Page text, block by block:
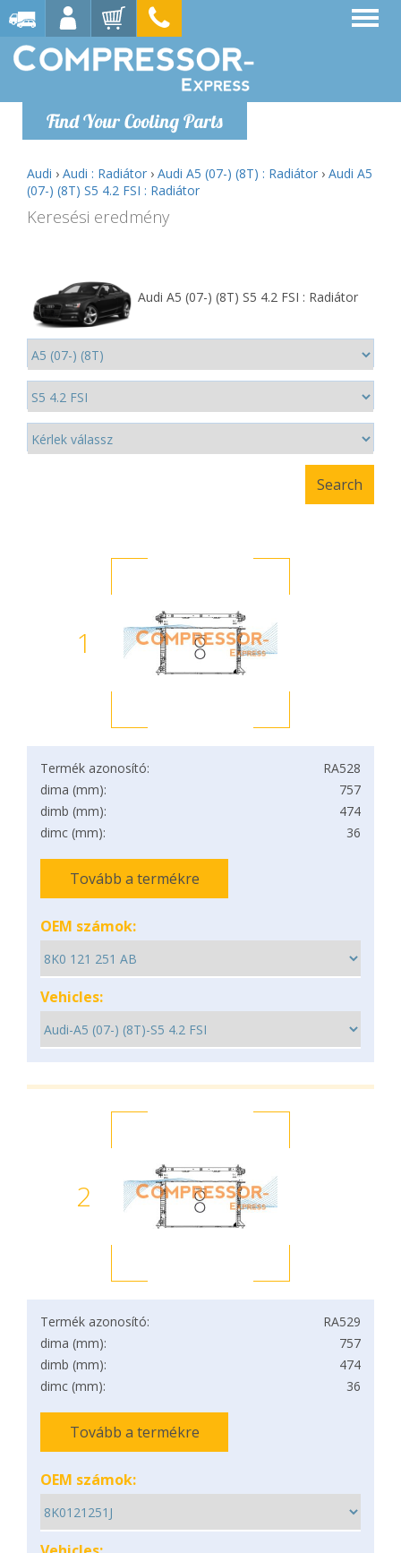
Find Your Cooling Parts
Audi › Audi : Radiátor › Audi A5 (07-) (8T) : Radiátor › Audi A5
(07-) (8T) S5 4.2 FSI : Radiátor
Keresési eredmény
Audi A5 (07-) (8T) S5 4.2 FSI : Radiátor
1
Termék azonosító:
RA528
dima (mm):
757
dimb (mm):
474
dimc (mm):
36
Tovább a termékre
OEM számok:
Vehicles:
2
Termék azonosító:
RA529
dima (mm):
757
dimb (mm):
474
dimc (mm):
36
Tovább a termékre
OEM számok: